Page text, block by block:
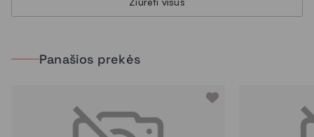
Panašios prekės